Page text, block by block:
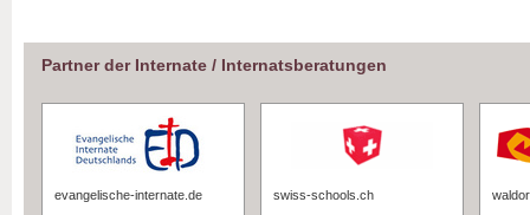
Partner der Internate / Internatsberatungen
evangelische-internate.de
swiss-schools.ch